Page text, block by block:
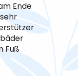
Ende
Fuß